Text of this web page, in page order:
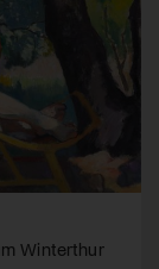
Winterthur